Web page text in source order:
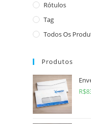
Rótulos
Tag
Todos Os
Produtos
R$